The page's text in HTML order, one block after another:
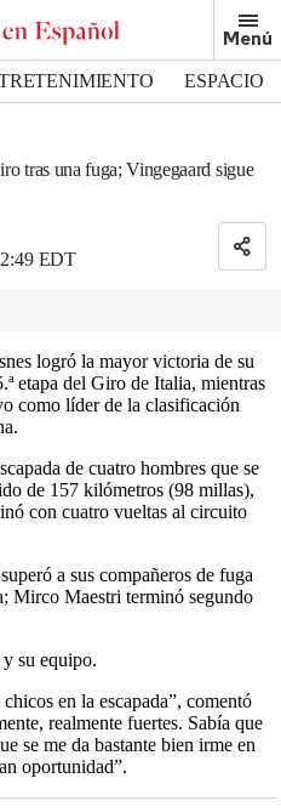
Menú
ESPACIO
tras una fuga; Vingegaard sigue
EDT
logró la mayor victoria de su
etapa del Giro de Italia, mientras
como líder de la clasificación
de cuatro hombres que se
de 157 kilómetros (98 millas),
con cuatro vueltas al circuito
a sus compañeros de fuga
Mirco Maestri terminó segundo
su equipo.
en la escapada”, comentó
realmente fuertes. Sabía que
se me da bastante bien irme en
oportunidad”.